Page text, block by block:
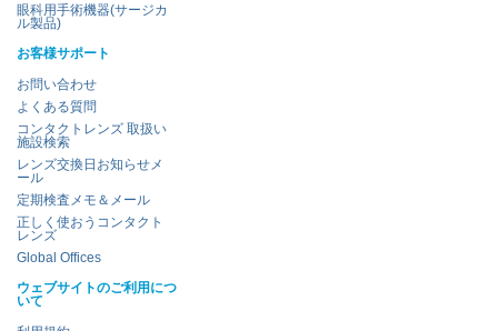
眼科用手術機器(サージカ
ル製品)
お客様サポート
お問い合わせ
よくある質問
コンタクトレンズ 取扱い
施設検索
レンズ交換日お知らせメ
ール
定期検査メモ＆メール
正しく使おうコンタクト
レンズ
Global Offices
ウェブサイトのご利用につ
いて